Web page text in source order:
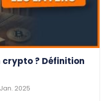
crypto ? Définition
2025